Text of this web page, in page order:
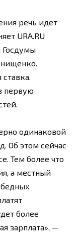
речь идет
URA.RU
Госдумы
ставка.
первую
одинаковой
Об этом сейчас
Тем более что
а местный
более
зарплата», —